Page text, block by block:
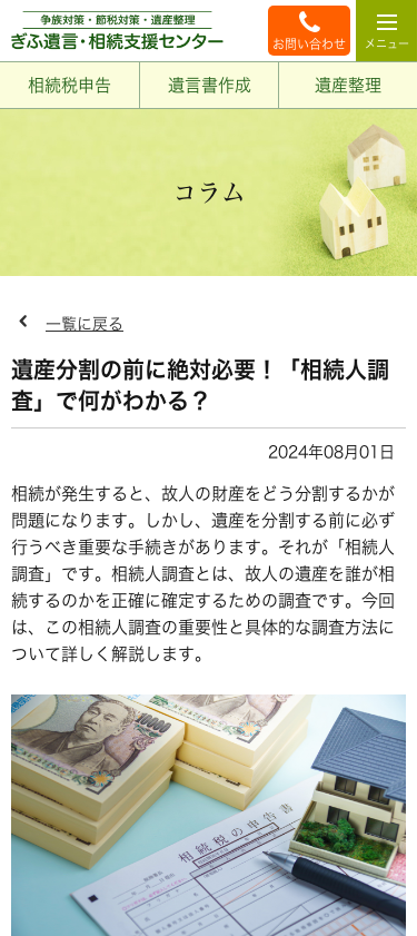
お問い合わせ
相続税申告 遺言書作成 遺産整理
コラム
一覧に戻る
遺産分割の前に絶対必要！「相続人調
査」で何がわかる？
2024年08月01日
相続が発生すると、故人の財産をどう分割するかが
問題になります。しかし、遺産を分割する前に必ず
行うべき重要な手続きがあります。それが「相続人
調査」です。相続人調査とは、故人の遺産を誰が相
続するのかを正確に確定するための調査です。今回
は、この相続人調査の重要性と具体的な調査方法に
ついて詳しく解説します。